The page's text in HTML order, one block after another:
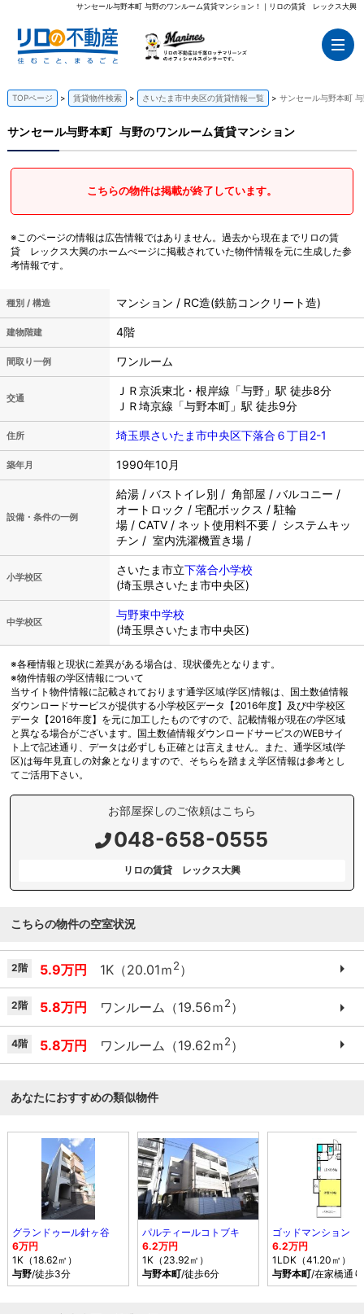
サンセール与野本町 与野のワンルーム賃貸マンション！｜リロの賃貸 レックス大興
TOPページ 賃貸物件検索 さいたま市中央区の賃貸情報一覧 サンセール与野本町
サンセール与野本町 与野のワンルーム賃貸マンション
こちらの物件は掲載が終了しています。
※このページの情報は広告情報ではありません。過去から現在までリロの賃
貸 レックス大興のホームぺージに掲載されていた物件情報を元に生成した参
考情報です。
種別 / 構造 マンション / RC造(鉄筋コンクリート造)
建物階建 4階
間取り一例 ワンルーム
交通
ＪＲ京浜東北・根岸線「与野」駅 徒歩8分
ＪＲ埼京線「与野本町」駅 徒歩9分
住所 埼玉県さいたま市中央区下落合６丁目2-1
築年月 1990年10月
設備・条件の一例
給湯 / バストイレ別 / 角部屋 / バルコニー /
オートロック / 宅配ボックス / 駐輪
場 / CATV / ネット使用料不要 / システムキッ
チン / 室内洗濯機置き場 /
小学校区
さいたま市立下落合小学校
(埼玉県さいたま市中央区)
中学校区
与野東中学校
(埼玉県さいたま市中央区)
※各種情報と現状に差異がある場合は、現状優先となります。
※物件情報の学区情報について
当サイト物件情報に記載されております通学区域(学区)情報は、国土数値情報
ダウンロードサービスが提供する小学校区データ【2016年度】及び中学校区
データ【2016年度】を元に加工したものですので、記載情報が現在の学区域
と異なる場合がございます。国土数値情報ダウンロードサービスのWEBサイ
ト上で記述通り、データは必ずしも正確とは言えません。また、通学区域(学
区)は毎年見直しの対象となりますので、そちらを踏まえ学区情報は参考とし
てご活用下さい。
お部屋探しのご依頼はこちら
048-658-0555
リロの賃貸 レックス大興
こちらの物件の空室状況
2階 5.9万円 1K（20.01ｍ2）
2階 5.8万円 ワンルーム（19.56ｍ2）
4階 5.8万円 ワンルーム（19.62ｍ2）
あなたにおすすめの類似物件
グランドゥール針ヶ谷
6万円
1K（18.62㎡）
与野/徒歩3分
パルティールコトブキ
6.2万円
1K（23.92㎡）
与野本町/徒歩6分
ゴッドマンション
6.2万円
1LDK（41.20㎡）
与野本町/在家橋通